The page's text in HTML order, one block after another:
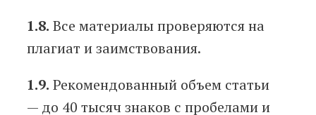
1.8. Все материалы проверяются на
плагиат и заимствования.
1.9. Рекомендованный объем статьи
— до 40 тысяч знаков с пробелами и